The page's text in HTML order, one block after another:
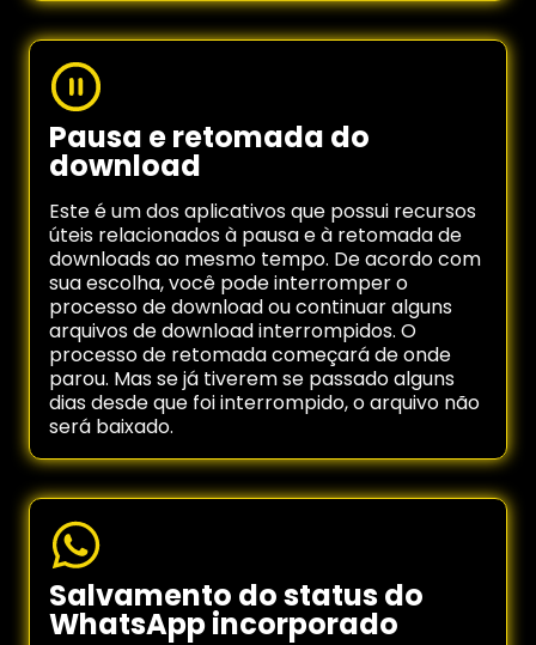
Pausa e retomada do
download
Este é um dos aplicativos que possui recursos
úteis relacionados à pausa e à retomada de
downloads ao mesmo tempo. De acordo com
sua escolha, você pode interromper o
processo de download ou continuar alguns
arquivos de download interrompidos. O
processo de retomada começará de onde
parou. Mas se já tiverem se passado alguns
dias desde que foi interrompido, o arquivo não
será baixado.
Salvamento do status do
WhatsApp incorporado